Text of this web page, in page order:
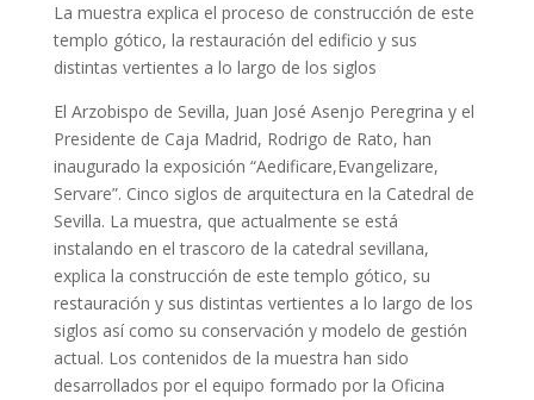
La muestra explica el proceso de construcción de este
templo gótico, la restauración del edificio y sus
distintas vertientes a lo largo de los siglos
El Arzobispo de Sevilla, Juan José Asenjo Peregrina y el
Presidente de Caja Madrid, Rodrigo de Rato, han
inaugurado la exposición “Aedificare,Evangelizare,
Servare”. Cinco siglos de arquitectura en la Catedral de
Sevilla. La muestra, que actualmente se está
instalando en el trascoro de la catedral sevillana,
explica la construcción de este templo gótico, su
restauración y sus distintas vertientes a lo largo de los
siglos así como su conservación y modelo de gestión
actual. Los contenidos de la muestra han sido
desarrollados por el equipo formado por la Oficina